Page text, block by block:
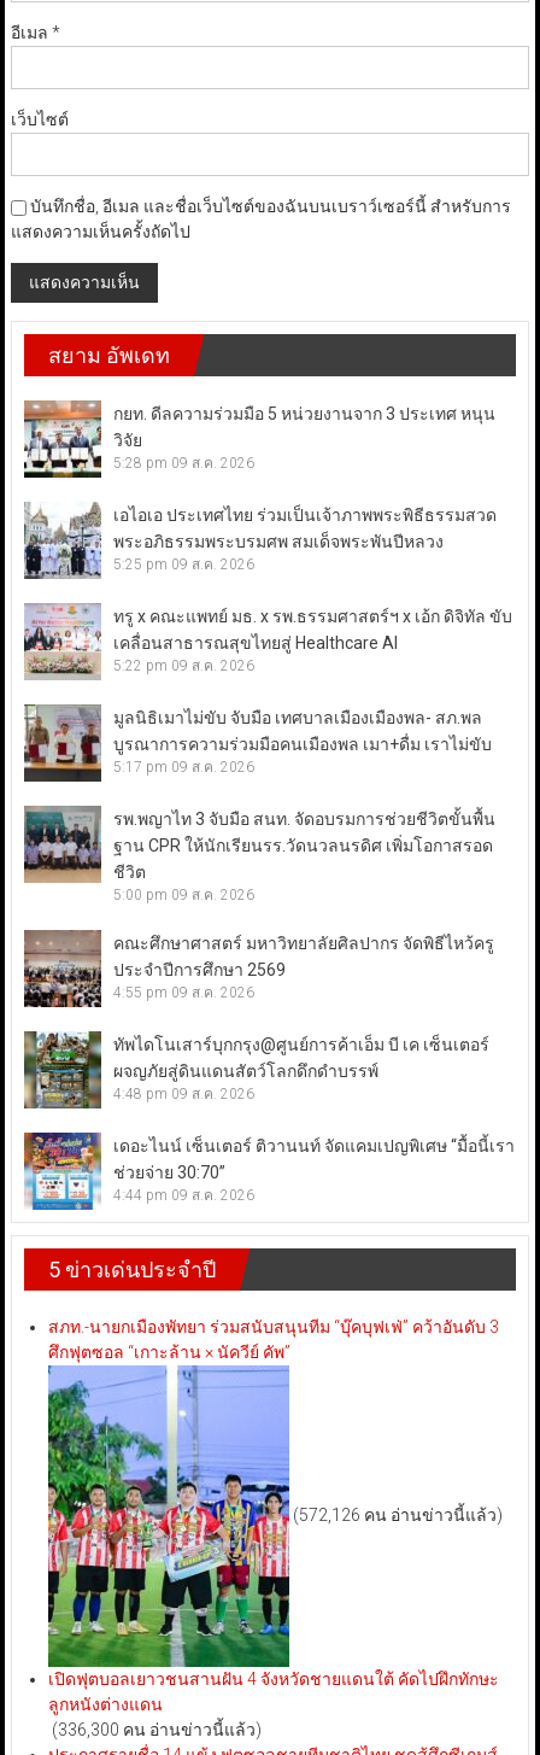
อีเมล *
เว็บไซต์
บันทึกชื่อ, อีเมล และชื่อเว็บไซต์ของฉันบนเบราว์เซอร์นี้ สำหรับการ
แสดงความเห็นครั้งถัดไป
สยาม อัพเดท
กยท. ดีลความร่วมมือ 5 หน่วยงานจาก 3 ประเทศ หนุน
วิจัย
5:28 pm 09 ส.ค. 2026
เอไอเอ ประเทศไทย ร่วมเป็นเจ้าภาพพระพิธีธรรมสวด
พระอภิธรรมพระบรมศพ สมเด็จพระพันปีหลวง
5:25 pm 09 ส.ค. 2026
ทรู x คณะแพทย์ มธ. x รพ.ธรรมศาสตร์ฯ x เอ้ก ดิจิทัล ขับ
เคลื่อนสาธารณสุขไทยสู่ Healthcare AI
5:22 pm 09 ส.ค. 2026
มูลนิธิเมาไม่ขับ จับมือ เทศบาลเมืองเมืองพล- สภ.พล
บูรณาการความร่วมมือคนเมืองพล เมา+ดื่ม เราไม่ขับ
5:17 pm 09 ส.ค. 2026
รพ.พญาไท 3 จับมือ สนท. จัดอบรมการช่วยชีวิตขั้นพื้น
ฐาน CPR ให้นักเรียนรร.วัดนวลนรดิศ เพิ่มโอกาสรอด
ชีวิต
5:00 pm 09 ส.ค. 2026
คณะศึกษาศาสตร์ มหาวิทยาลัยศิลปากร จัดพิธีไหว้ครู
ประจำปีการศึกษา 2569
4:55 pm 09 ส.ค. 2026
ทัพไดโนเสาร์บุกกรุง@ศูนย์การค้าเอ็ม บี เค เซ็นเตอร์
ผจญภัยสู่ดินแดนสัตว์โลกดึกดำบรรพ์
4:48 pm 09 ส.ค. 2026
เดอะไนน์ เซ็นเตอร์ ติวานนท์ จัดแคมเปญพิเศษ “มื้อนี้เรา
ช่วยจ่าย 30:70”
4:44 pm 09 ส.ค. 2026
5 ข่าวเด่นประจำปี
สภท.-นายกเมืองพัทยา ร่วมสนับสนุนทีม “บุ๊คบุฟเฟ่” คว้าอันดับ 3
ศึกฟุตซอล “เกาะล้าน × นัควีย์ คัพ”
(572,126 คน อ่านข่าวนี้แล้ว)
เปิดฟุตบอลเยาวชนสานฝัน 4 จังหวัดชายแดนใต้ คัดไปฝึกทักษะ
ลูกหนังต่างแดน
(336,300 คน อ่านข่าวนี้แล้ว)